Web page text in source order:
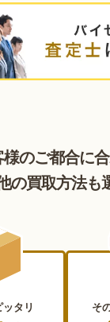
のご都合に合
の買取方法も
タリ そ